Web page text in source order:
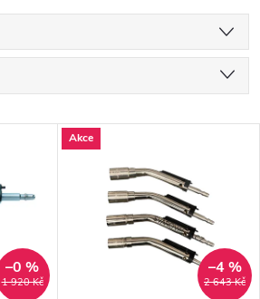
1 920 Kč
–0 %
Akce
2 643 Kč
–4 %